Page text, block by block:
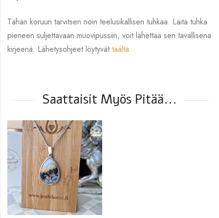
Tähän koruun tarvitsen noin teelusikallisen tuhkaa. Laita tuhka
pieneen suljettavaan muovipussiin, voit lähettää sen tavallisena
kirjeenä. Lähetysohjeet löytyvättäältä.
Saattaisit Myös Pitää...